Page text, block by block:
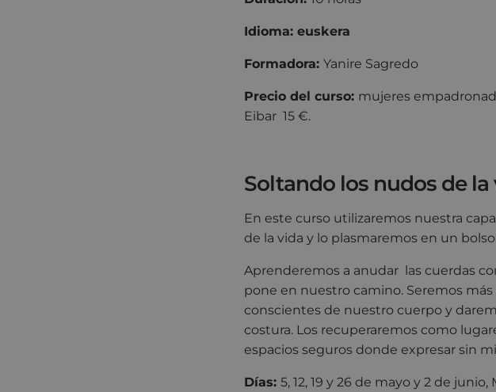
Idioma: euskera
Formadora: Yanire Sagredo
Precio del curso: mujeres
Eibar 15 €.
Soltando los nudos de
En este curso utilizaremos nuestra
de la vida y lo plasmaremos en un
Aprenderemos a anudar las cuerdas
pone en nuestro camino. Seremos
conscientes de nuestro cuerpo y
costura. Los recuperaremos como
espacios seguros donde expresar sin
Días: 5, 12, 19 y 26 de mayo y 2 de junio,